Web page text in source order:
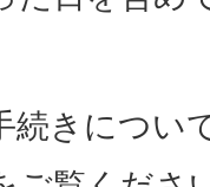
続きについ